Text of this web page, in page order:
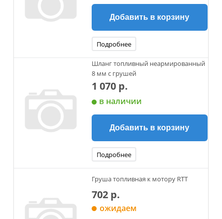
Добавить в корзину
Подробнее
Шланг топливный неармированный
8 мм с грушей
1 070 р.
в наличии
Добавить в корзину
Подробнее
Груша топливная к мотору RTT
702 р.
ожидаем